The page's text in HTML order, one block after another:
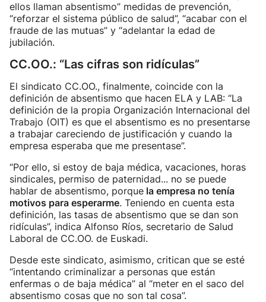
ellos llaman absentismo” medidas de prevención,
“reforzar el sistema público de salud”, “acabar con el
fraude de las mutuas” y “adelantar la edad de
jubilación.
CC.OO.: “Las cifras son ridículas”
El sindicato CC.OO., finalmente, coincide con la
definición de absentismo que hacen ELA y LAB: “La
definición de la propia Organización Internacional del
Trabajo (OIT) es que el absentismo es no presentarse
a trabajar careciendo de justificación y cuando la
empresa esperaba que me presentase”.
“Por ello, si estoy de baja médica, vacaciones, horas
sindicales, permiso de paternidad... no se puede
hablar de absentismo, porque la empresa no tenía
motivos para esperarme. Teniendo en cuenta esta
definición, las tasas de absentismo que se dan son
ridículas”, indica Alfonso Ríos, secretario de Salud
Laboral de CC.OO. de Euskadi.
Desde este sindicato, asimismo, critican que se esté
“intentando criminalizar a personas que están
enfermas o de baja médica” al “meter en el saco del
absentismo cosas que no son tal cosa”.